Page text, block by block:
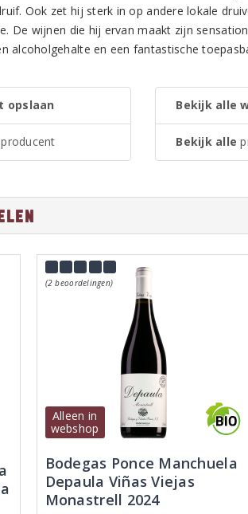
Ook zet hij sterk in op andere lokale
De wijnen die hij ervan maakt zijn
alcoholgehalte en een fantastische
opslaan Bekijk alle
Bekijk alle
(2 beoordelingen)
Alleen in
webshop
Bodegas Ponce Manchuela
Depaula Viñas Viejas
Monastrell 2024